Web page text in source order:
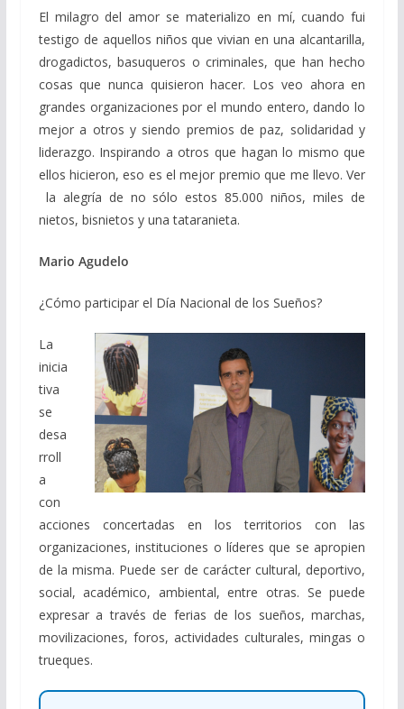
El milagro del amor se materializo en mí, cuando fui
testigo de aquellos niños que vivian en una alcantarilla,
drogadictos, basuqueros o criminales, que han hecho
cosas que nunca quisieron hacer. Los veo ahora en
grandes organizaciones por el mundo entero, dando lo
mejor a otros y siendo premios de paz, solidaridad y
liderazgo. Inspirando a otros que hagan lo mismo que
ellos hicieron, eso es el mejor premio que me llevo. Ver
la alegría de no sólo estos 85.000 niños, miles de
nietos, bisnietos y una tataranieta.
Mario Agudelo
¿Cómo participar el Día Nacional de los Sueños?
La
inicia
tiva
se
desa
rroll
a
con
acciones concertadas en los territorios con las
organizaciones, instituciones o líderes que se apropien
de la misma. Puede ser de carácter cultural, deportivo,
social, académico, ambiental, entre otras. Se puede
expresar a través de ferias de los sueños, marchas,
movilizaciones, foros, actividades culturales, mingas o
trueques.